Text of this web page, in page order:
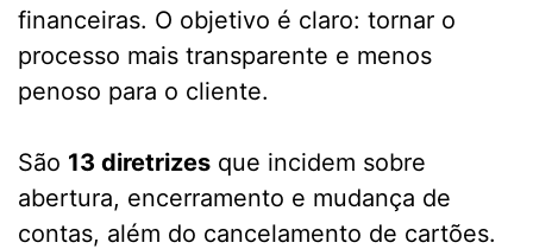
financeiras. O objetivo é claro: tornar o
processo mais transparente e menos
penoso para o cliente.
São 13 diretrizes que incidem sobre
abertura, encerramento e mudança de
contas, além do cancelamento de cartões.